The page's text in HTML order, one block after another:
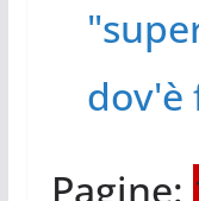
dov'è
Pagine: